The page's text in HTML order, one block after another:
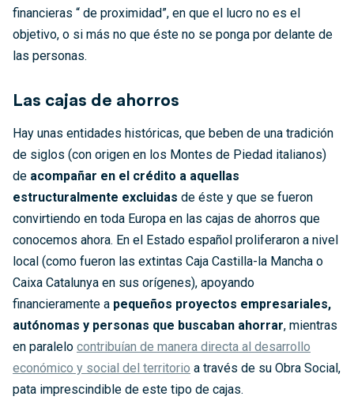
financieras “ de proximidad”, en que el lucro no es el
objetivo, o si más no que éste no se ponga por delante de
las personas.
Las cajas de ahorros
Hay unas entidades históricas, que beben de una tradición
de siglos (con origen en los Montes de Piedad italianos)
de acompañar en el crédito a aquellas
estructuralmente excluidas de éste y que se fueron
convirtiendo en toda Europa en las cajas de ahorros que
conocemos ahora. En el Estado español proliferaron a nivel
local (como fueron las extintas Caja Castilla-la Mancha o
Caixa Catalunya en sus orígenes), apoyando
financieramente a pequeños proyectos empresariales,
autónomas y personas que buscaban ahorrar, mientras
en paralelo contribuían de manera directa al desarrollo
económico y social del territorio a través de su Obra Social,
pata imprescindible de este tipo de cajas.